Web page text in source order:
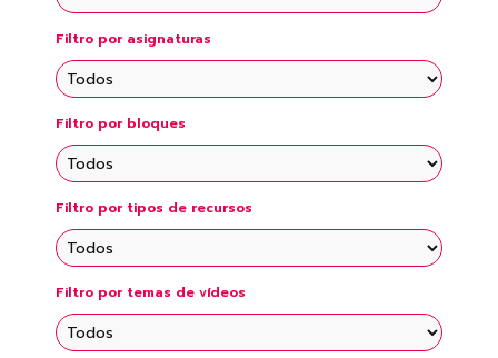
Filtro por asignaturas
Filtro por bloques
Filtro por tipos de recursos
Filtro por temas de vídeos